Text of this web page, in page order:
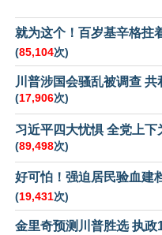
就为这个！百岁基辛格拄
(85,104次)
川普涉国会骚乱被调查
(17,906次)
习近平四大忧惧 全党上
(89,498次)
好可怕！强迫居民验血建
(19,431次)
金里奇预测川普胜选 执政